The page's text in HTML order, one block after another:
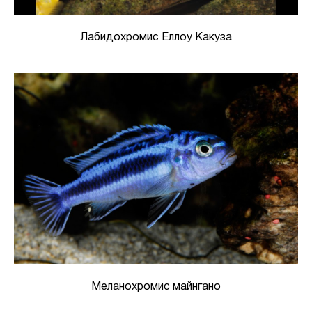
Лабидохромис Еллоу Какуза
Меланохромис майнгано